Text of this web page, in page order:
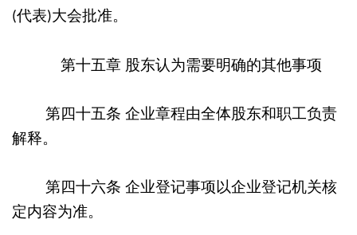
(代表)大会批准。
第十五章 股东认为需要明确的其他事项
第四十五条 企业章程由全体股东和职工负责
解释。
第四十六条 企业登记事项以企业登记机关核
定内容为准。